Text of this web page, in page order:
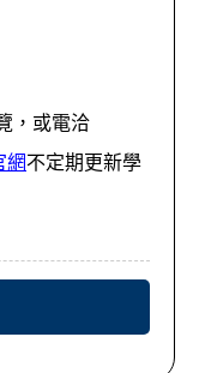
，或電洽
網不定期更新學